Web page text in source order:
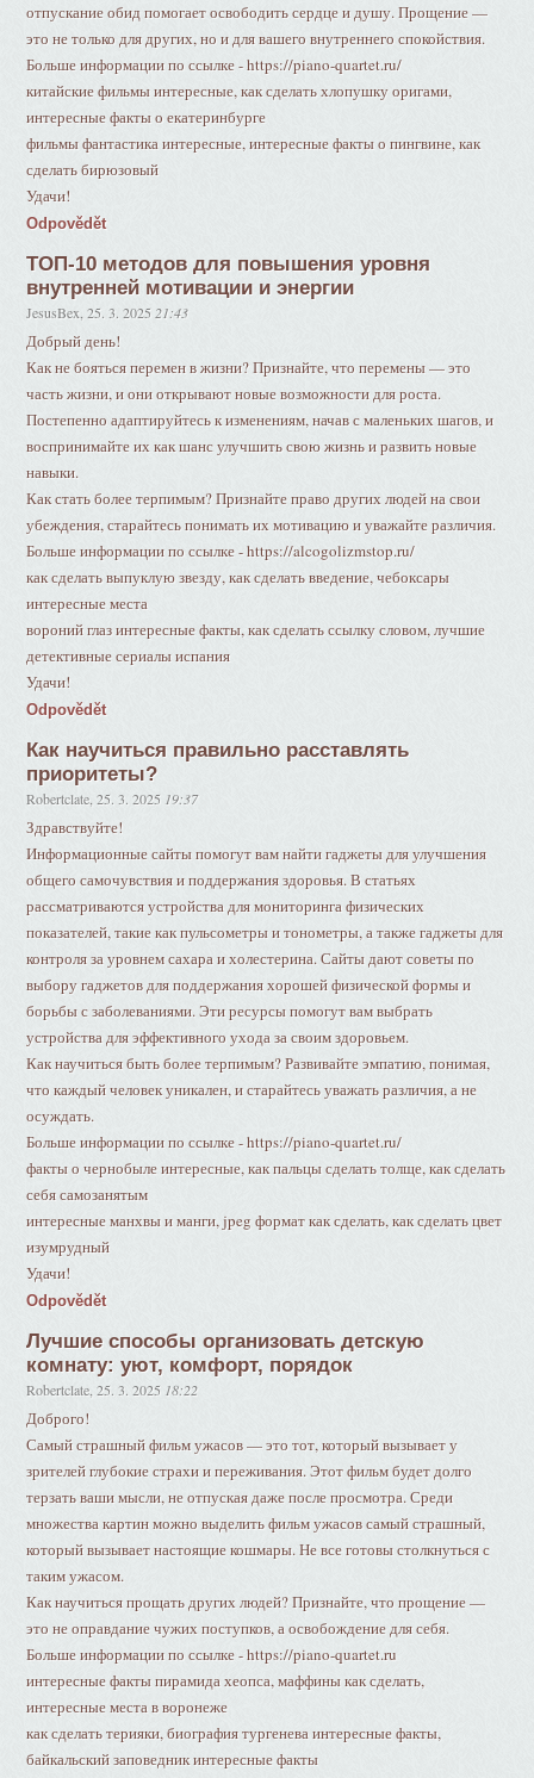
отпускание обид помогает освободить сердце и душу. Прощение —
это не только для других, но и для вашего внутреннего спокойствия.
Больше информации по ссылке - https://piano-quartet.ru/
китайские фильмы интересные, как сделать хлопушку оригами,
интересные факты о екатеринбурге
фильмы фантастика интересные, интересные факты о пингвине, как
сделать бирюзовый
Удачи!
Odpovědět
ТОП-10 методов для повышения уровня
внутренней мотивации и энергии
JesusBex ,25. 3. 2025 21:43
Добрый день!
Как не бояться перемен в жизни? Признайте, что перемены — это
часть жизни, и они открывают новые возможности для роста.
Постепенно адаптируйтесь к изменениям, начав с маленьких шагов, и
воспринимайте их как шанс улучшить свою жизнь и развить новые
навыки.
Как стать более терпимым? Признайте право других людей на свои
убеждения, старайтесь понимать их мотивацию и уважайте различия.
Больше информации по ссылке - https://alcogolizmstop.ru/
как сделать выпуклую звезду, как сделать введение, чебоксары
интересные места
вороний глаз интересные факты, как сделать ссылку словом, лучшие
детективные сериалы испания
Удачи!
Odpovědět
Как научиться правильно расставлять
приоритеты?
Robertclate ,25. 3. 2025 19:37
Здравствуйте!
Информационные сайты помогут вам найти гаджеты для улучшения
общего самочувствия и поддержания здоровья. В статьях
рассматриваются устройства для мониторинга физических
показателей, такие как пульсометры и тонометры, а также гаджеты для
контроля за уровнем сахара и холестерина. Сайты дают советы по
выбору гаджетов для поддержания хорошей физической формы и
борьбы с заболеваниями. Эти ресурсы помогут вам выбрать
устройства для эффективного ухода за своим здоровьем.
Как научиться быть более терпимым? Развивайте эмпатию, понимая,
что каждый человек уникален, и старайтесь уважать различия, а не
осуждать.
Больше информации по ссылке - https://piano-quartet.ru/
факты о чернобыле интересные, как пальцы сделать толще, как сделать
себя самозанятым
интересные манхвы и манги, jpeg формат как сделать, как сделать цвет
изумрудный
Удачи!
Odpovědět
Лучшие способы организовать детскую
комнату: уют, комфорт, порядок
Robertclate ,25. 3. 2025 18:22
Доброго!
Самый страшный фильм ужасов — это тот, который вызывает у
зрителей глубокие страхи и переживания. Этот фильм будет долго
терзать ваши мысли, не отпуская даже после просмотра. Среди
множества картин можно выделить фильм ужасов самый страшный,
который вызывает настоящие кошмары. Не все готовы столкнуться с
таким ужасом.
Как научиться прощать других людей? Признайте, что прощение —
это не оправдание чужих поступков, а освобождение для себя.
Больше информации по ссылке - https://piano-quartet.ru
интересные факты пирамида хеопса, маффины как сделать,
интересные места в воронеже
как сделать терияки, биография тургенева интересные факты,
байкальский заповедник интересные факты